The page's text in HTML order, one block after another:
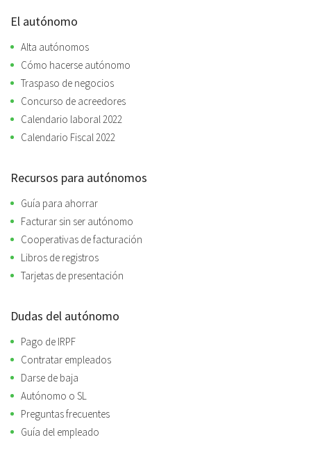
El autónomo
Alta autónomos
Cómo hacerse autónomo
Traspaso de negocios
Concurso de acreedores
Calendario laboral 2022
Calendario Fiscal 2022
Recursos para autónomos
Guía para ahorrar
Facturar sin ser autónomo
Cooperativas de facturación
Libros de registros
Tarjetas de presentación
Dudas del autónomo
Pago de IRPF
Contratar empleados
Darse de baja
Autónomo o SL
Preguntas frecuentes
Guía del empleado